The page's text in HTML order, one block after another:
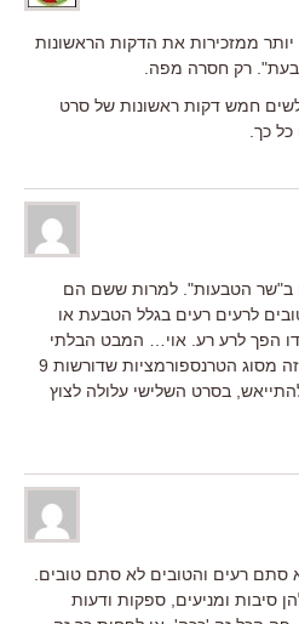
ממזכירות את הדקות הראשונות
רק חסרה מפה.
חמש דקות ראשונות של סרט
כך.
ב"שר הטבעות". למרות ששם הם
לרעים רעים בגלל הטבעת או
פרודו הפך לרע רע. אוי… המבט הבלתי
נשכח של רוע בעיני אלייז'ה ווד, זה מסוג הטרנספורמציות שדורשות 9
בסרט השלישי עלולה לצוץ
סתם רעים והטובים לא סתם טובים.
סיבות ומניעים, ספקות ודעות